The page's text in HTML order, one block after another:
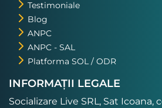
Testimoniale
Blog
ANPC
ANPC - SAL
Platforma SOL / ODR
INFORMAȚII LEGALE
Socializare Live SRL, Sat Icoana,